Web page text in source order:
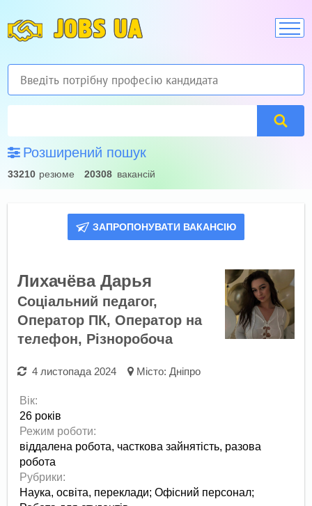
JOBS UA
Розширений пошук
33210 резюме 20308 вакансій
ЗАПРОПОНУВАТИ ВАКАНСІЮ
Лихачёва Дарья
Соціальний педагог,
Оператор ПК, Оператор на
телефон, Різноробоча
4 листопада 2024 Місто: Дніпро
Вік:
26 років
Режим роботи:
віддалена робота, часткова зайнятість, разова
робота
Рубрики:
Наука, освіта, переклади; Офісний персонал;